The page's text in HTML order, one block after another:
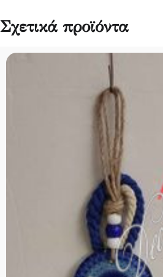
Σχετικά προϊόντα